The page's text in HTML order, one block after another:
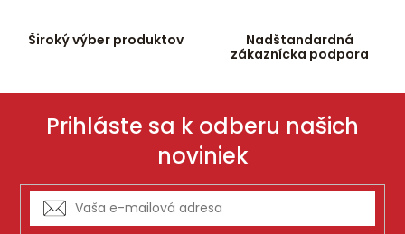
Široký výber produktov
Nadštandardná
zákaznícka podpora
Prihláste sa k odberu našich
noviniek